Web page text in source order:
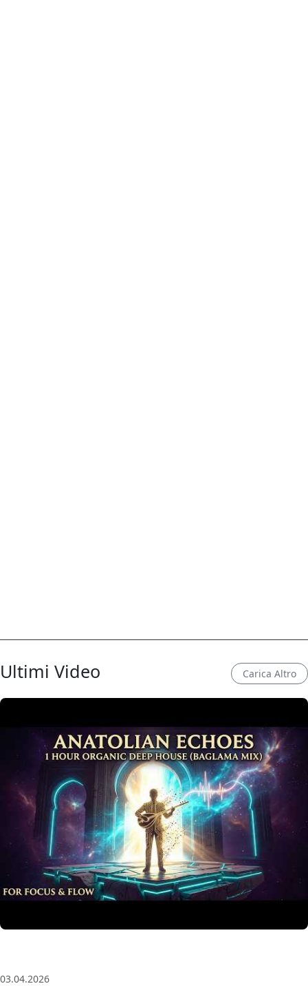
Ultimi Video Carica Altro
03.04.2026